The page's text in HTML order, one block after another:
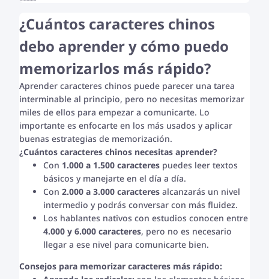
¿Cuántos caracteres chinos
debo aprender y cómo puedo
memorizarlos más rápido?
Aprender caracteres chinos puede parecer una tarea
interminable al principio, pero no necesitas memorizar
miles de ellos para empezar a comunicarte. Lo
importante es enfocarte en los más usados y aplicar
buenas estrategias de memorización.
¿Cuántos caracteres chinos necesitas aprender?
Con 1.000 a 1.500 caracteres puedes leer textos
básicos y manejarte en el día a día.
Con 2.000 a 3.000 caracteres alcanzarás un nivel
intermedio y podrás conversar con más fluidez.
Los hablantes nativos con estudios conocen entre
4.000 y 6.000 caracteres, pero no es necesario
llegar a ese nivel para comunicarte bien.
Consejos para memorizar caracteres más rápido: